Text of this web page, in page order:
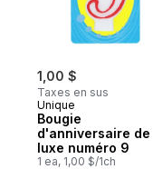
1,00 $
Taxes en sus
Unique
Bougie
d'anniversaire de
luxe numéro 9
1 ea, 1,00 $/1ch